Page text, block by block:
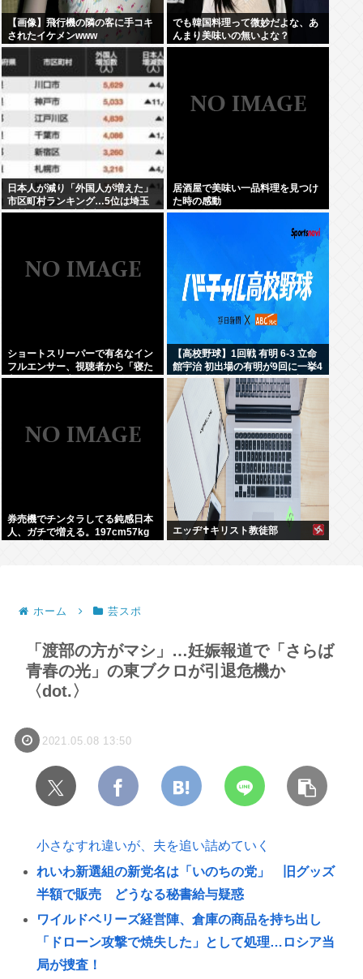
【画像】飛行機の隣の客に手コキ
されたイケメンwww
でも韓国料理って微妙だよな、あ
んまり美味いの無いよな？
日本人が減り「外国人が増えた」
市区町村ランキング…5位は埼玉
県川口市、4位京都市、ではトッ
居酒屋で美味い一品料理を見つけ
た時の感動
ショートスリーパーで有名なイン
フルエンサー、視聴者から「寝た
方がいい」と言われブチギレ
【高校野球】1回戦 有明 6-3 立命
館宇治 初出場の有明が9回に一挙4
得点で逆転 永田が2安打5打点
券売機でチンタラしてる鈍感日本
人、ガチで増える。197cm57kg
エッヂ✝️キリスト教徒部
ホーム 芸スポ
「渡部の方がマシ」…妊娠報道で「さらば
青春の光」の東ブクロが引退危機か
〈dot.〉
2021.05.08 13:50
小さなすれ違いが、夫を追い詰めていく
れいわ新選組の新党名は「いのちの党」 旧グッズ
半額で販売 どうなる秘書給与疑惑
ワイルドベリーズ経営陣、倉庫の商品を持ち出し
「ドローン攻撃で焼失した」として処理…ロシア当
局が捜査！